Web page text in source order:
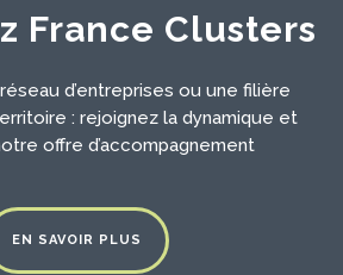
France Clusters
d’entreprises ou une filière
: rejoignez la dynamique et
offre d’accompagnement
EN SAVOIR PLUS